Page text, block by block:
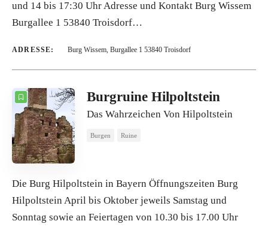
und 14 bis 17:30 Uhr Adresse und Kontakt Burg Wissem
Burgallee 1 53840 Troisdorf…
ADRESSE: Burg Wissem, Burgallee 1 53840 Troisdorf
Burgruine Hilpoltstein
Das Wahrzeichen Von Hilpoltstein
Burgen Ruine
Die Burg Hilpoltstein in Bayern Öffnungszeiten Burg
Hilpoltstein April bis Oktober jeweils Samstag und
Sonntag sowie an Feiertagen von 10.30 bis 17.00 Uhr